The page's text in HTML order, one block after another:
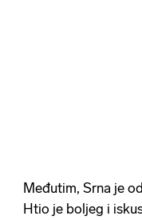
Međutim, Srna je
Htio je boljeg i